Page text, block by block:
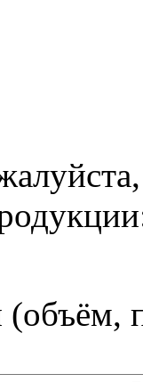
(объём,